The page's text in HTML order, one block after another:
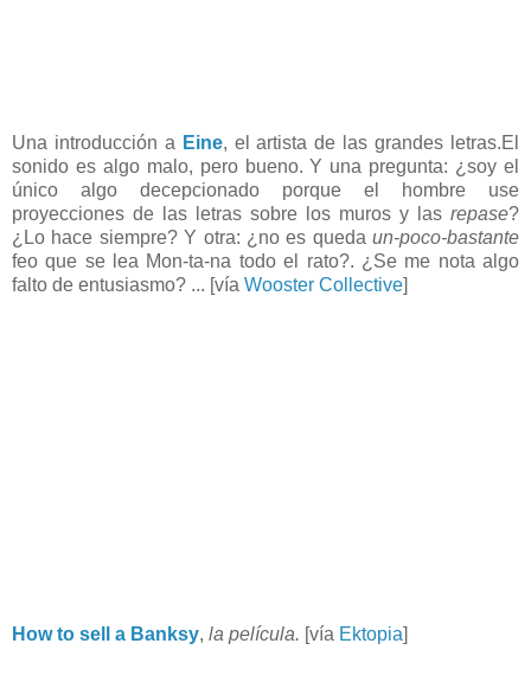
Una introducción a Eine, el artista de las grandes letras.El
sonido es algo malo, pero bueno. Y una pregunta: ¿soy el
único algo decepcionado porque el hombre use
proyecciones de las letras sobre los muros y las repase?
¿Lo hace siempre? Y otra: ¿no es queda un-poco-bastante
feo que se lea Mon-ta-na todo el rato?. ¿Se me nota algo
falto de entusiasmo? ... [vía Wooster Collective]
How to sell a Banksy, la película. [vía Ektopia]